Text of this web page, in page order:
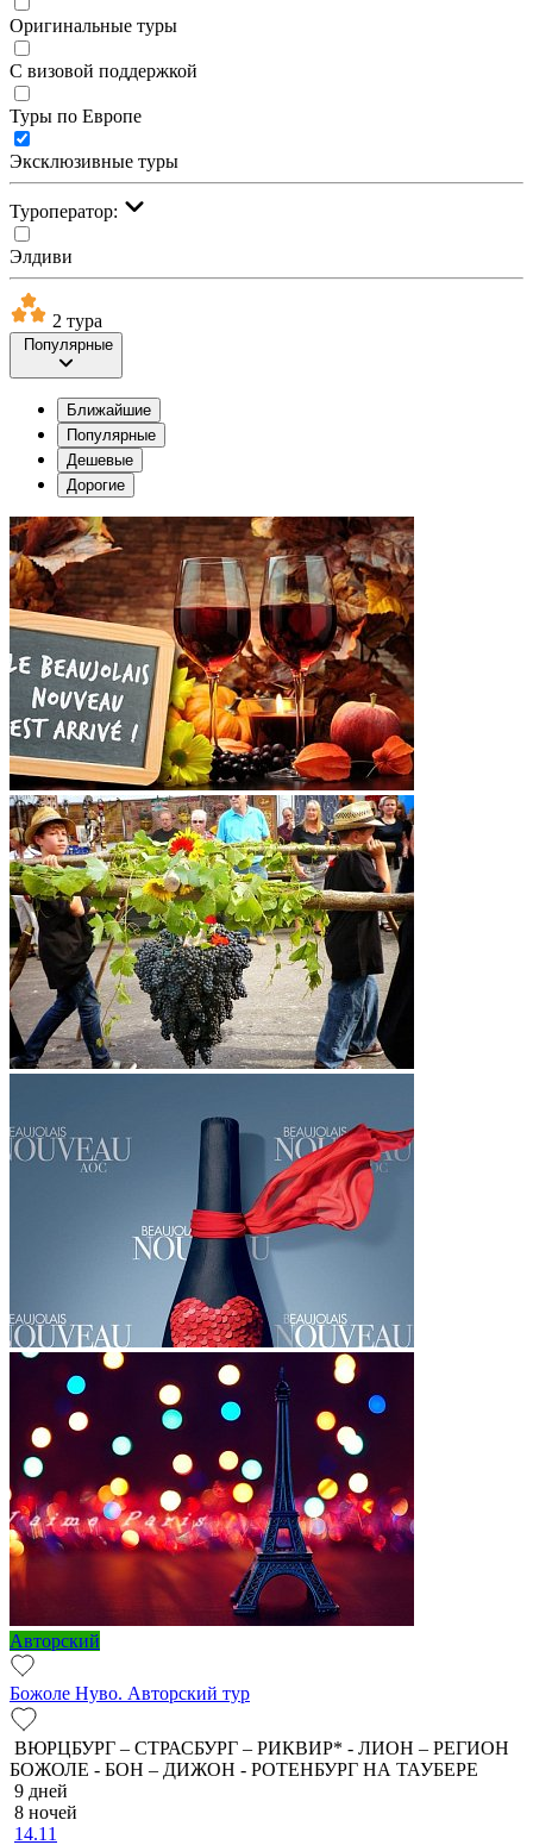
Оригинальные туры
С визовой поддержкой
Туры по Европе
Эксклюзивные туры
Туроператор:
Элдиви
2 тура
Популярные
Ближайшие
Популярные
Дешевые
Дорогие
Авторский
Божоле Нуво. Авторский тур
ВЮРЦБУРГ – СТРАСБУРГ – РИКВИР* - ЛИОН – РЕГИОН
БОЖОЛЕ - БОН – ДИЖОН - РОТЕНБУРГ НА ТАУБЕРЕ
9 дней
8 ночей
14.11